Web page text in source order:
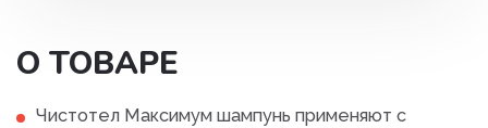
О ТОВАРЕ
Чистотел Максимум шампунь применяют с